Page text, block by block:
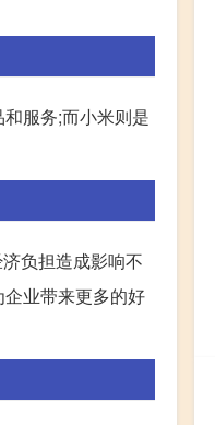
服务;而小米则是
负担造成影响不
业带来更多的好